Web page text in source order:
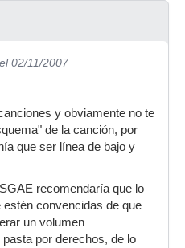
el 02/11/2007
y obviamente no te
de la canción, por
que ser línea de bajo y
recomendaría que lo
convencidas de que
un volumen
por derechos, de lo